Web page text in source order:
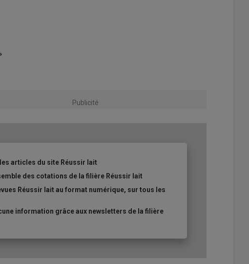
Publicité
articles du site Réussir lait
des cotations de la filière Réussir lait
Réussir lait au format numérique, sur tous les
information grâce aux newsletters de la filière